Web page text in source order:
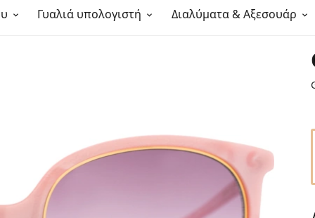
Γυαλιά υπολογιστή Διαλύματα & Αξεσουάρ